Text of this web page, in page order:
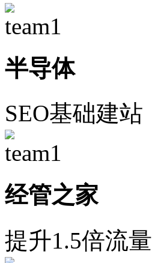
半导体
SEO基础建站
经管之家
提升1.5倍流量